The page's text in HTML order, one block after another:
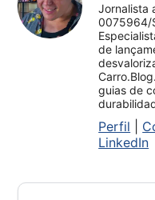
Jornalista
0075964/
de
guias de
Perfil
LinkedIn